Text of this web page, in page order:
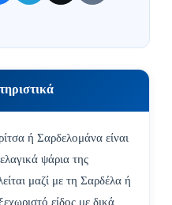
ή Σαρδελομάνα είναι
ψάρια της
μαζί με τη Σαρδέλα ή
είδος με δικά